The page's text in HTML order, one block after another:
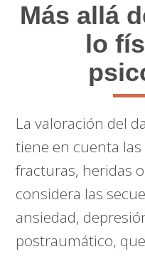
Más allá
lo
La valoración del
tiene en cuenta
fracturas, heridas
considera las
ansiedad,
postraumático,